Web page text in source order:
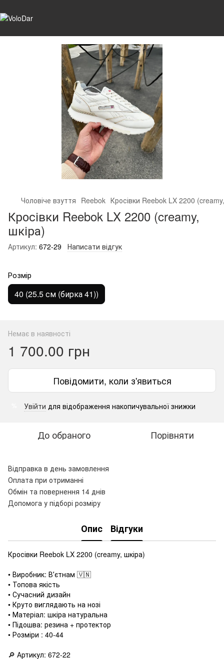
Чоловіче взуття Reebok Кросівки Reebok LX 2200
Кросівки Reebok LX 2200 (creamy,
шкіра)
Артикул: 672-29 Написати відгук
Розмір
40 (25.5 см (бирка 41))
Немає в наявності
1 700.00 грн
Повідомити, коли з'явиться
Увійти для відображення накопичувальної знижки
До обраного Порівняти
Відправка в день замовлення
Оплата при отриманні
Обмін та повернення 14 днів
Допомога у підборі розміру
Опис Відгуки
Кросівки Reebok LX 2200 (creamy, шкіра)
• Виробник: Вʼєтнам 🇻🇳
• Топова якість
• Сучасний дизайн
• Круто виглядають на нозі
• Матеріал: шкіра натуральна
• Підошва: резина + протектор
• Розміри : 40-44
🔎 Артикул: 672-22